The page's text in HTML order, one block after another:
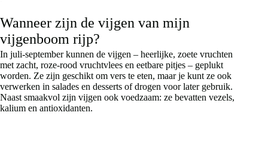
Wanneer zijn de vijgen van mijn
vijgenboom rijp?
In juli-september kunnen de vijgen – heerlijke, zoete vruchten
met zacht, roze-rood vruchtvlees en eetbare pitjes – geplukt
worden. Ze zijn geschikt om vers te eten, maar je kunt ze ook
verwerken in salades en desserts of drogen voor later gebruik.
Naast smaakvol zijn vijgen ook voedzaam: ze bevatten vezels,
kalium en antioxidanten.